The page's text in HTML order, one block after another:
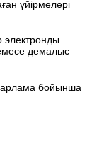
үйірмелері
демалыс
бойынша